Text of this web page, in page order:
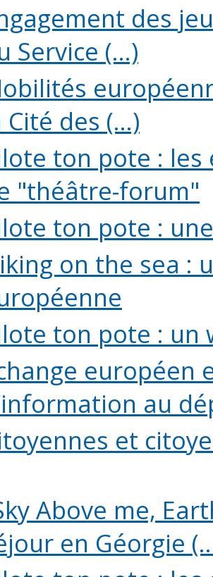
des
Service (...)
Cité des (...)
ton pote :
"théâtre-forum"
ton pote :
on the sea :
ton pote : un
européen
au
et
Above me,
en Géorgie